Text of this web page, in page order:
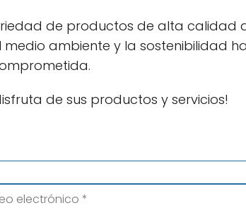
de productos de alta calidad
ambiente y la sostenibilidad
de sus productos y servicios!